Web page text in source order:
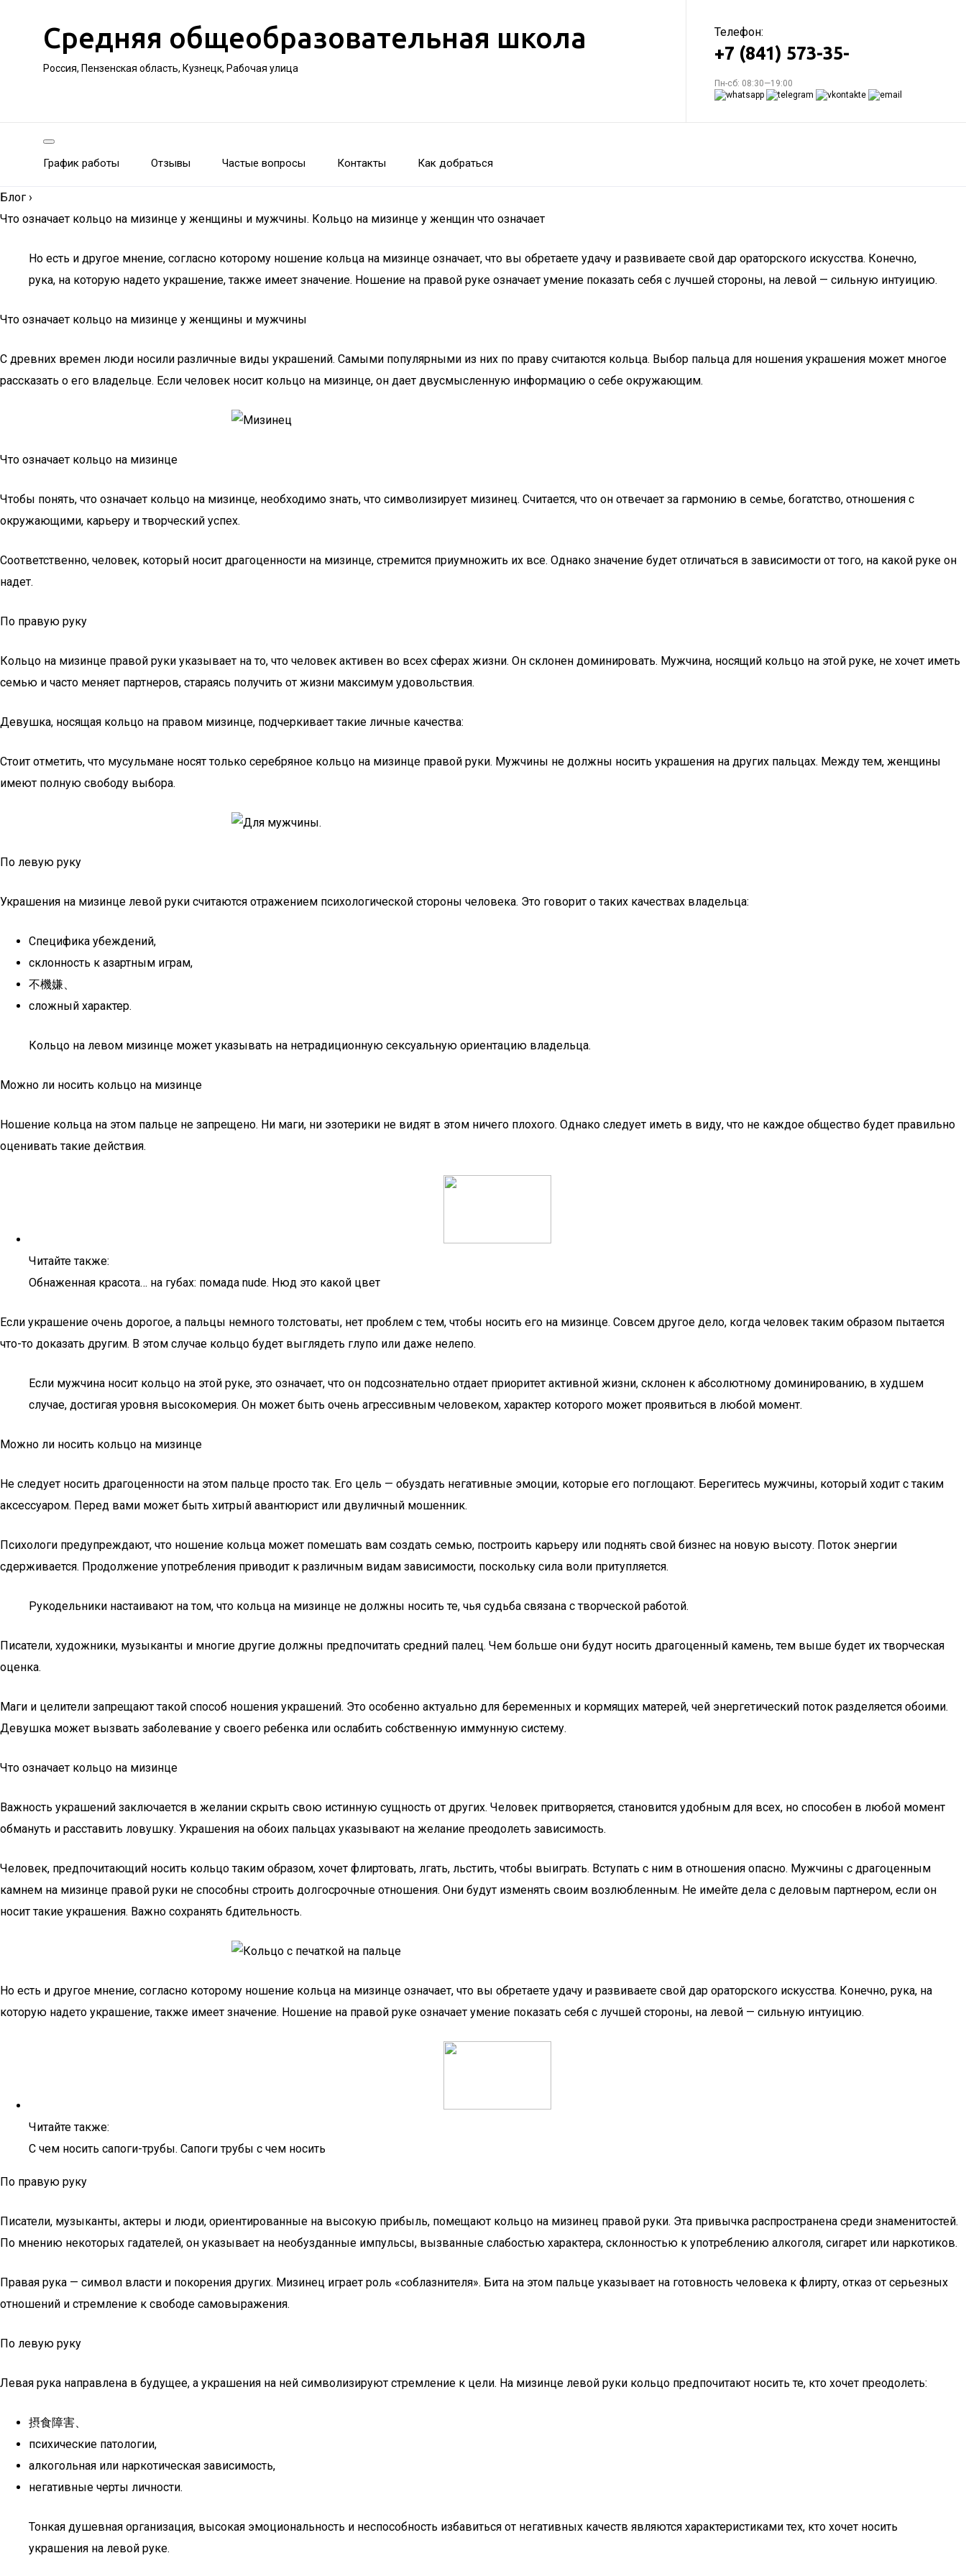
Средняя общеобразовательная школа
Россия, Пензенская область, Кузнецк, Рабочая улица
Телефон:
+7 (841) 573-35-
Пн-сб: 08:30—19:00
График работы Отзывы Частые вопросы Контакты Как добраться
Блог ›
Что означает кольцо на мизинце у женщины и мужчины. Кольцо на мизинце у женщин что означает
Но есть и другое мнение, согласно которому ношение кольца на мизинце означает, что вы обретаете удачу и развиваете свой дар ораторского искусства. Конечно,
рука, на которую надето украшение, также имеет значение. Ношение на правой руке означает умение показать себя с лучшей стороны, на левой — сильную интуицию.
Что означает кольцо на мизинце у женщины и мужчины
С древних времен люди носили различные виды украшений. Самыми популярными из них по праву считаются кольца. Выбор пальца для ношения украшения может многое
рассказать о его владельце. Если человек носит кольцо на мизинце, он дает двусмысленную информацию о себе окружающим.
Что означает кольцо на мизинце
Чтобы понять, что означает кольцо на мизинце, необходимо знать, что символизирует мизинец. Считается, что он отвечает за гармонию в семье, богатство, отношения с
окружающими, карьеру и творческий успех.
Соответственно, человек, который носит драгоценности на мизинце, стремится приумножить их все. Однако значение будет отличаться в зависимости от того, на какой руке он
надет.
По правую руку
Кольцо на мизинце правой руки указывает на то, что человек активен во всех сферах жизни. Он склонен доминировать. Мужчина, носящий кольцо на этой руке, не хочет иметь
семью и часто меняет партнеров, стараясь получить от жизни максимум удовольствия.
Девушка, носящая кольцо на правом мизинце, подчеркивает такие личные качества:
Стоит отметить, что мусульмане носят только серебряное кольцо на мизинце правой руки. Мужчины не должны носить украшения на других пальцах. Между тем, женщины
имеют полную свободу выбора.
По левую руку
Украшения на мизинце левой руки считаются отражением психологической стороны человека. Это говорит о таких качествах владельца:
Специфика убеждений,
склонность к азартным играм,
不機嫌、
сложный характер.
Кольцо на левом мизинце может указывать на нетрадиционную сексуальную ориентацию владельца.
Можно ли носить кольцо на мизинце
Ношение кольца на этом пальце не запрещено. Ни маги, ни эзотерики не видят в этом ничего плохого. Однако следует иметь в виду, что не каждое общество будет правильно
оценивать такие действия.
Читайте также:
Обнаженная красота… на губах: помада nude. Нюд это какой цвет
Если украшение очень дорогое, а пальцы немного толстоваты, нет проблем с тем, чтобы носить его на мизинце. Совсем другое дело, когда человек таким образом пытается
что-то доказать другим. В этом случае кольцо будет выглядеть глупо или даже нелепо.
Если мужчина носит кольцо на этой руке, это означает, что он подсознательно отдает приоритет активной жизни, склонен к абсолютному доминированию, в худшем
случае, достигая уровня высокомерия. Он может быть очень агрессивным человеком, характер которого может проявиться в любой момент.
Можно ли носить кольцо на мизинце
Не следует носить драгоценности на этом пальце просто так. Его цель — обуздать негативные эмоции, которые его поглощают. Берегитесь мужчины, который ходит с таким
аксессуаром. Перед вами может быть хитрый авантюрист или двуличный мошенник.
Психологи предупреждают, что ношение кольца может помешать вам создать семью, построить карьеру или поднять свой бизнес на новую высоту. Поток энергии
сдерживается. Продолжение употребления приводит к различным видам зависимости, поскольку сила воли притупляется.
Рукодельники настаивают на том, что кольца на мизинце не должны носить те, чья судьба связана с творческой работой.
Писатели, художники, музыканты и многие другие должны предпочитать средний палец. Чем больше они будут носить драгоценный камень, тем выше будет их творческая
оценка.
Маги и целители запрещают такой способ ношения украшений. Это особенно актуально для беременных и кормящих матерей, чей энергетический поток разделяется обоими.
Девушка может вызвать заболевание у своего ребенка или ослабить собственную иммунную систему.
Что означает кольцо на мизинце
Важность украшений заключается в желании скрыть свою истинную сущность от других. Человек притворяется, становится удобным для всех, но способен в любой момент
обмануть и расставить ловушку. Украшения на обоих пальцах указывают на желание преодолеть зависимость.
Человек, предпочитающий носить кольцо таким образом, хочет флиртовать, лгать, льстить, чтобы выиграть. Вступать с ним в отношения опасно. Мужчины с драгоценным
камнем на мизинце правой руки не способны строить долгосрочные отношения. Они будут изменять своим возлюбленным. Не имейте дела с деловым партнером, если он
носит такие украшения. Важно сохранять бдительность.
Но есть и другое мнение, согласно которому ношение кольца на мизинце означает, что вы обретаете удачу и развиваете свой дар ораторского искусства. Конечно, рука, на
которую надето украшение, также имеет значение. Ношение на правой руке означает умение показать себя с лучшей стороны, на левой — сильную интуицию.
Читайте также:
С чем носить сапоги-трубы. Сапоги трубы с чем носить
По правую руку
Писатели, музыканты, актеры и люди, ориентированные на высокую прибыль, помещают кольцо на мизинец правой руки. Эта привычка распространена среди знаменитостей.
По мнению некоторых гадателей, он указывает на необузданные импульсы, вызванные слабостью характера, склонностью к употреблению алкоголя, сигарет или наркотиков.
Правая рука — символ власти и покорения других. Мизинец играет роль «соблазнителя». Бита на этом пальце указывает на готовность человека к флирту, отказ от серьезных
отношений и стремление к свободе самовыражения.
По левую руку
Левая рука направлена в будущее, а украшения на ней символизируют стремление к цели. На мизинце левой руки кольцо предпочитают носить те, кто хочет преодолеть:
摂食障害、
психические патологии,
алкогольная или наркотическая зависимость,
негативные черты личности.
Тонкая душевная организация, высокая эмоциональность и неспособность избавиться от негативных качеств являются характеристиками тех, кто хочет носить
украшения на левой руке.